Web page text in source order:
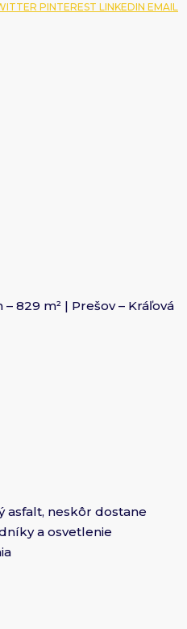
PINTEREST LINKEDIN EMAIL
829 m² | Prešov – Kráľová
asfalt, neskôr dostane
a osvetlenie